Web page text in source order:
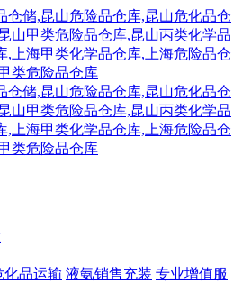
化品运输 液氨销售充装 专业增值服